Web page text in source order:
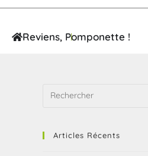
Reviens, Pomponette !
Articles Récents